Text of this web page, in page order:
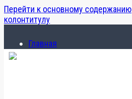
Перейти к основному содержанию
колонтитулу
Главная